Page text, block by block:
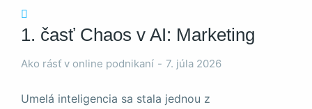
1. časť Chaos v AI: Marketing
Ako rásť v online podnikaní 7. júla 2026
Umelá inteligencia sa stala jednou z